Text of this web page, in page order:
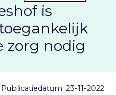
is
zorg nodig
Publicatiedatum: 23-11-2022